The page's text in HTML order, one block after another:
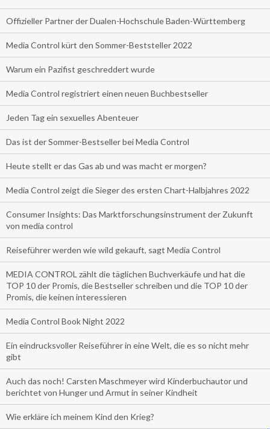
Offizieller Partner der Dualen-Hochschule Baden-Württemberg
Media Control kürt den Sommer-Beststeller 2022
Warum ein Pazifist geschreddert wurde
Media Control registriert einen neuen Buchbestseller
Jeden Tag ein sexuelles Abenteuer
Das ist der Sommer-Bestseller bei Media Control
Heute stellt er das Gas ab und was macht er morgen?
Media Control zeigt die Sieger des ersten Chart-Halbjahres 2022
Consumer Insights: Das Marktforschungsinstrument der Zukunft
von media control
Reiseführer werden wie wild gekauft, sagt Media Control
MEDIA CONTROL zählt die täglichen Buchverkäufe und hat die
TOP 10 der Promis, die Bestseller schreiben und die TOP 10 der
Promis, die keinen interessieren
Media Control Book Night 2022
Ein eindrucksvoller Reiseführer in eine Welt, die es so nicht mehr
gibt
Auch das noch! Carsten Maschmeyer wird Kinderbuchautor und
berichtet von Hunger und Armut in seiner Kindheit
Wie erkläre ich meinem Kind den Krieg?